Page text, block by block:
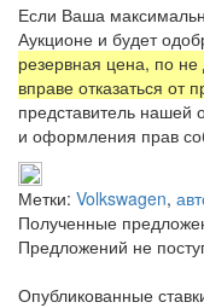
Если Ваша
Аукционе и будет
резервная цена, по не
вправе отказаться от
представитель нашей
и оформления прав
Метки: Volkswagen,
Полученные
Предложений не
Опубликованные